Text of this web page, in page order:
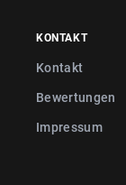
KONTAKT
Kontakt
Bewertungen
Impressum